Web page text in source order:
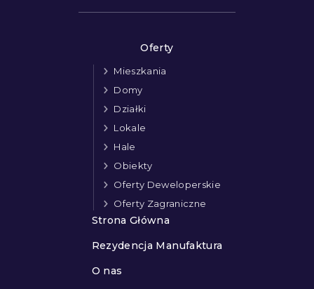
Oferty
Mieszkania
Domy
Działki
Lokale
Hale
Obiekty
Oferty Deweloperskie
Oferty Zagraniczne
Strona Główna
Rezydencja Manufaktura
O nas